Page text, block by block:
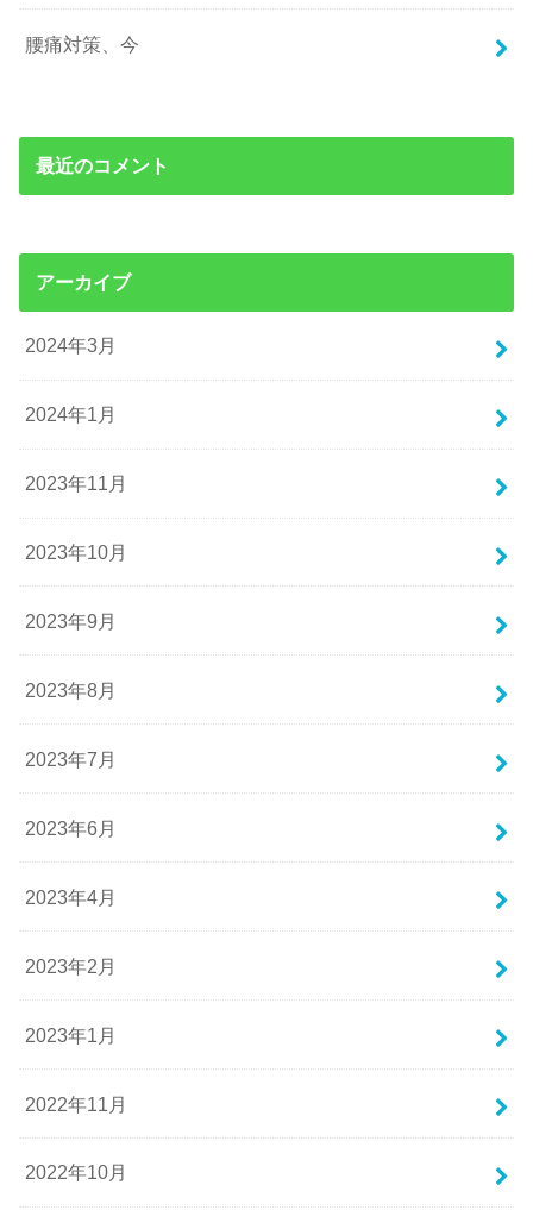
腰痛対策、今
最近のコメント
アーカイブ
2024年3月
2024年1月
2023年11月
2023年10月
2023年9月
2023年8月
2023年7月
2023年6月
2023年4月
2023年2月
2023年1月
2022年11月
2022年10月